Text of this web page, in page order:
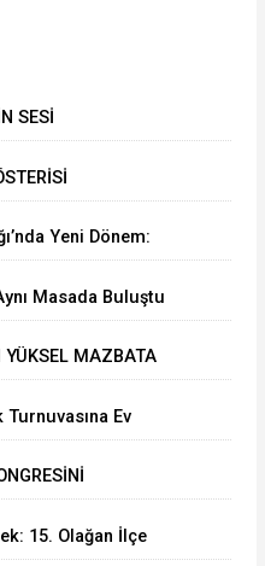
SESİ
Yeni Dönem:
Masada Buluştu
YÜKSEL MAZBATA
Ev
15. Olağan İlçe